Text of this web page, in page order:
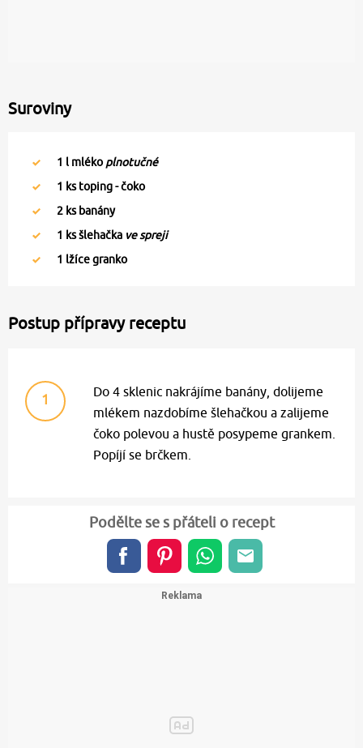
Suroviny
1 l mléko plnotučné
1 ks toping - čoko
2 ks banány
1 ks šlehačka ve spreji
1 lžíce granko
Postup přípravy receptu
1
Do 4 sklenic nakrájíme banány, dolijeme
mlékem nazdobíme šlehačkou a zalijeme
čoko polevou a hustě posypeme grankem.
Popíjí se brčkem.
Podělte se s přáteli o recept